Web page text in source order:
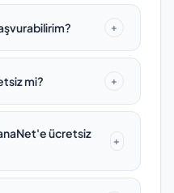
+
mi? +
ücretsiz
+